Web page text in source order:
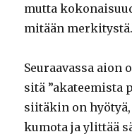
mutta
mitään
Seuraavassa aion
sitä ”akateemista
siitäkin on
kumota ja ylittää